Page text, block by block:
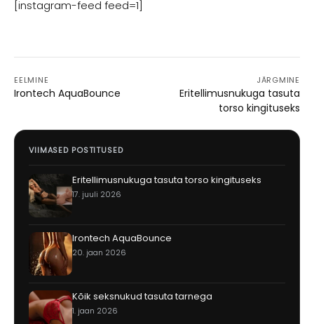
[instagram-feed feed=1]
Navigeerimine
EELMINE
Irontech AquaBounce
JÄRGMINE
Eritellimusnukuga tasuta
torso kingituseks
VIIMASED POSTITUSED
Eritellimusnukuga tasuta torso kingituseks
17. juuli 2026
Irontech AquaBounce
20. jaan 2026
Kõik seksnukud tasuta tarnega
1. jaan 2026